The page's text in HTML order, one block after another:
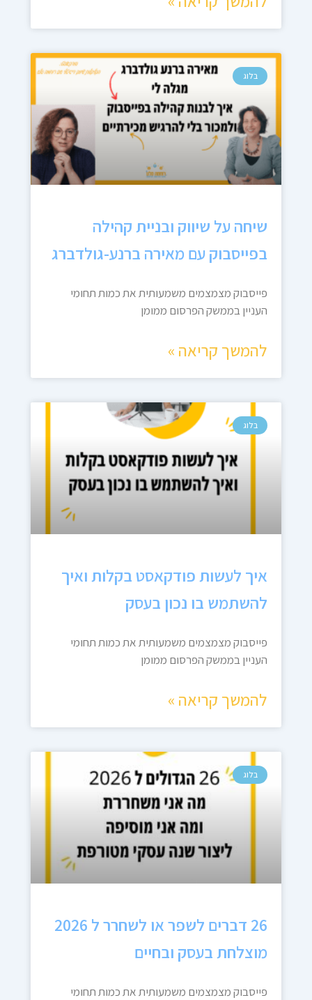
בלוג
שיחה על שיווק ובניית קהילה
בפייסבוק עם מאירה ברנע-גולדברג
פייסבוק מצמצמים משמעותית את כמות תחומי
העניין בממשק הפרסום ממומן
להמשך קריאה »
בלוג
איך לעשות פודקאסט בקלות ואיך
להשתמש בו נכון בעסק
פייסבוק מצמצמים משמעותית את כמות תחומי
העניין בממשק הפרסום ממומן
להמשך קריאה »
בלוג
26 דברים לשפר או לשחרר ל 2026
מוצלחת בעסק ובחיים
פייסבוק מצמצמים משמעותית את כמות תחומי